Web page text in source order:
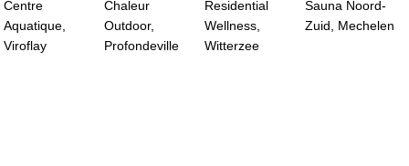
Centre
Aquatique,
Viroflay
Chaleur
Outdoor,
Profondeville
Residential
Wellness,
Witterzee
Sauna Noord-
Zuid, Mechelen